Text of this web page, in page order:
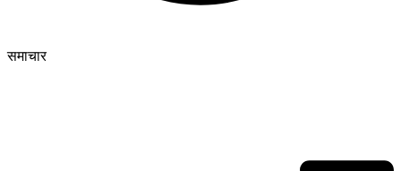
समाचार